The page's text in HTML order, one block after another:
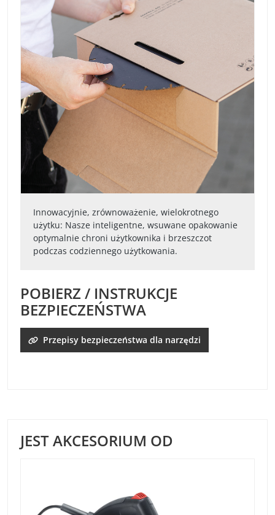
Innowacyjnie, zrównoważenie, wielokrotnego
użytku: Nasze inteligentne, wsuwane opakowanie
optymalnie chroni użytkownika i brzeszczot
podczas codziennego użytkowania.
POBIERZ / INSTRUKCJE
BEZPIECZEŃSTWA
Przepisy bezpieczeństwa dla narzędzi
JEST AKCESORIUM OD